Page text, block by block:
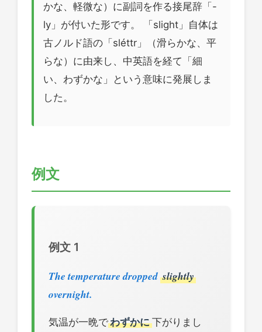
かな、軽微な）に副詞を作る接尾辞「-
ly」が付いた形です。 「slight」自体は
古ノルド語の「sléttr」（滑らかな、平
らな）に由来し、中英語を経て「細
い、わずかな」という意味に発展しま
した。
例文
例文 1
The temperature dropped slightly
overnight.
気温が一晩でわずかに下がりまし